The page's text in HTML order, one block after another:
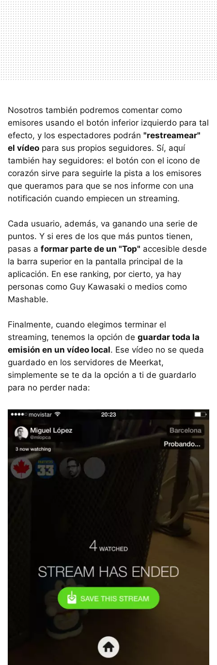
Nosotros también podremos comentar como
emisores usando el botón inferior izquierdo para tal
efecto, y los espectadores podrán "restreamear"
el vídeo para sus propios seguidores. Sí, aquí
también hay seguidores: el botón con el icono de
corazón sirve para seguirle la pista a los emisores
que queramos para que se nos informe con una
notificación cuando empiecen un streaming.
Cada usuario, además, va ganando una serie de
puntos. Y si eres de los que más puntos tienen,
pasas a formar parte de un "Top" accesible desde
la barra superior en la pantalla principal de la
aplicación. En ese ranking, por cierto, ya hay
personas como Guy Kawasaki o medios como
Mashable.
Finalmente, cuando elegimos terminar el
streaming, tenemos la opción de guardar toda la
emisión en un vídeo local. Ese vídeo no se queda
guardado en los servidores de Meerkat,
simplemente se te da la opción a ti de guardarlo
para no perder nada: